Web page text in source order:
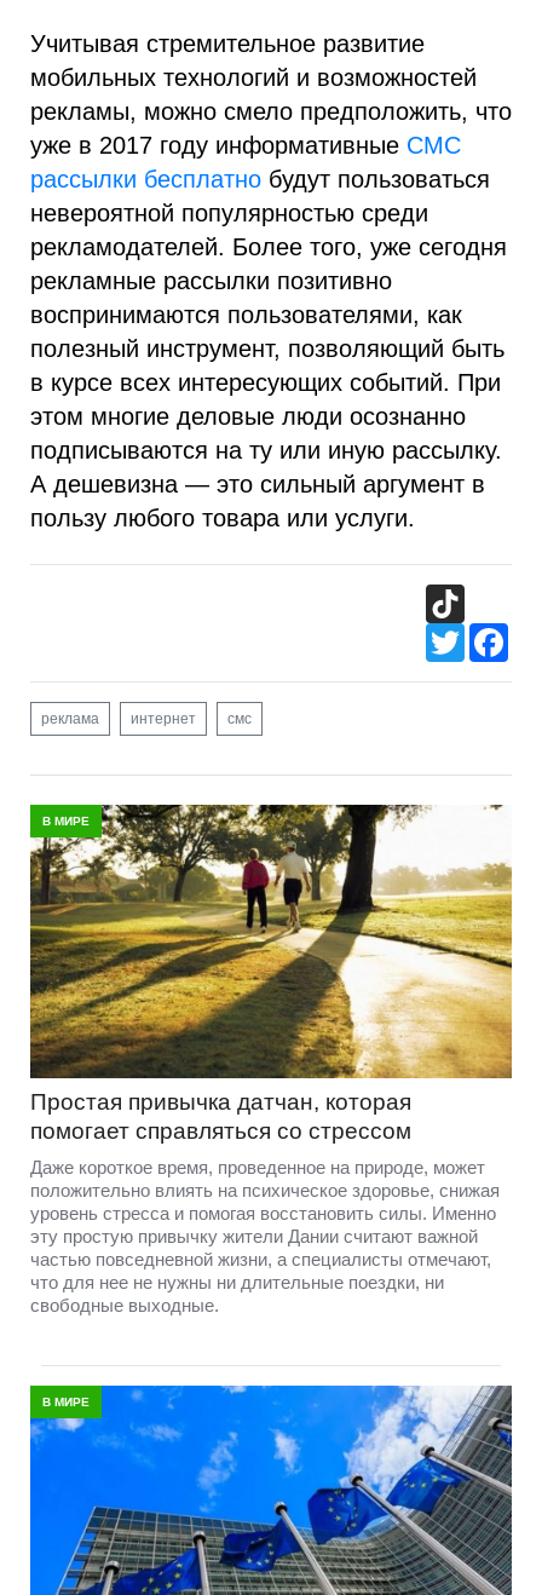
Учитывая стремительное развитие
мобильных технологий и возможностей
рекламы, можно смело предположить, что
уже в 2017 году информативные СМС
рассылки бесплатно будут пользоваться
невероятной популярностью среди
рекламодателей. Более того, уже сегодня
рекламные рассылки позитивно
воспринимаются пользователями, как
полезный инструмент, позволяющий быть
в курсе всех интересующих событий. При
этом многие деловые люди осознанно
подписываются на ту или иную рассылку.
А дешевизна — это сильный аргумент в
пользу любого товара или услуги.
Twitter
реклама интернет смс
В МИРЕ
Простая привычка датчан, которая
помогает справляться со стрессом
Даже короткое время, проведенное на природе, может
положительно влиять на психическое здоровье, снижая
уровень стресса и помогая восстановить силы. Именно
эту простую привычку жители Дании считают важной
частью повседневной жизни, а специалисты отмечают,
что для нее не нужны ни длительные поездки, ни
свободные выходные.
В МИРЕ